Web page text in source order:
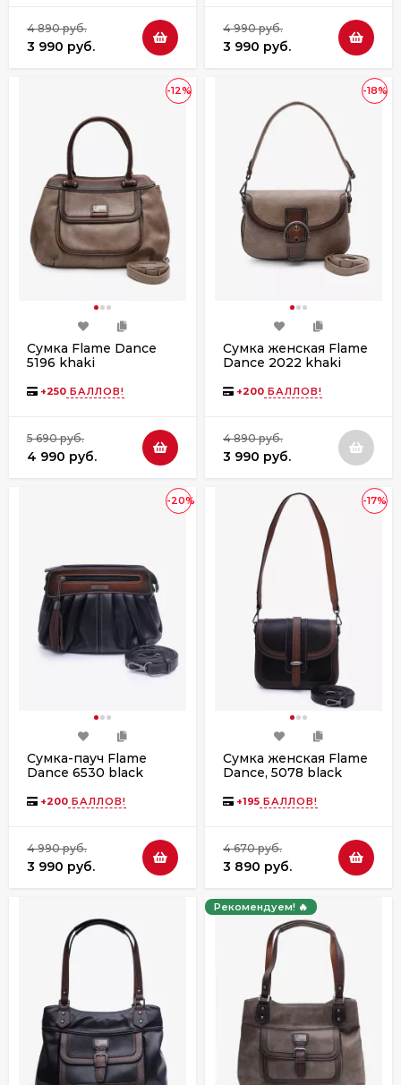
4 890 руб.
3 990 руб.
4 990 руб.
3 990 руб.
-12%
Сумка Flame Dance
5196 khaki
+250 БАЛЛОВ!
5 690 руб.
4 990 руб.
-18%
Сумка женская Flame
Dance 2022 khaki
+200 БАЛЛОВ!
4 890 руб.
3 990 руб.
-20%
Сумка-пауч Flame
Dance 6530 black
+200 БАЛЛОВ!
4 990 руб.
3 990 руб.
-17%
Сумка женская Flame
Dance, 5078 black
+195 БАЛЛОВ!
4 670 руб.
3 890 руб.
Рекомендуем! 🔥